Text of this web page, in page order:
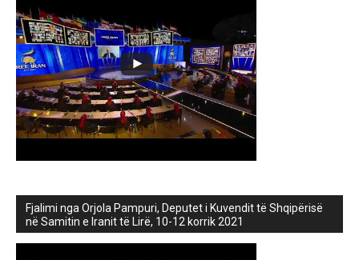
Fjalimi nga Orjola Pampuri, Deputet i Kuvendit të Shqipërisë
në Samitin e Iranit të Lirë, 10-12 korrik 2021